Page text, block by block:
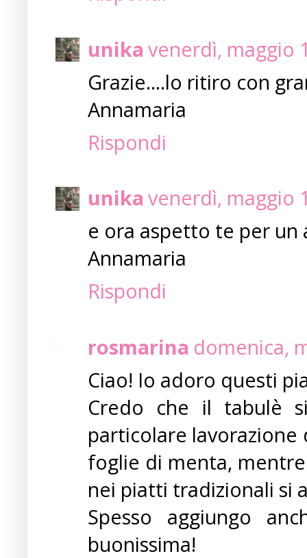
unika venerdì, maggio
Grazie....lo ritiro con
Annamaria
Rispondi
unika venerdì, maggio
e ora aspetto te per
Annamaria
Rispondi
rosmarina domenica,
Ciao! Io adoro questi
Credo che il tabulè
particolare
foglie di menta,
nei piatti tradizionali si
Spesso aggiungo
buonissima!